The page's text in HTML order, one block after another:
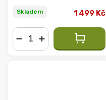
Skladem 1 499 Kč